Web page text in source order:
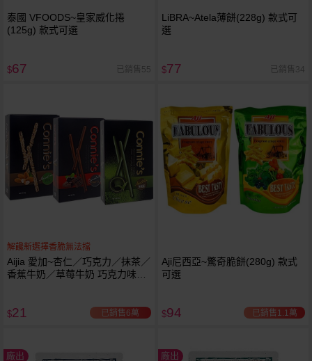
泰國 VFOODS~皇家威化捲
(125g) 款式可選
$67 已銷售55
LiBRA~Atela薄餅(228g) 款式可
選
$77 已銷售34
解饞新選擇香脆無法擋
Aijia 愛加~杏仁／巧克力／抹茶／
香蕉牛奶／草莓牛奶 巧克力味棒
$21 已銷售6萬
Aji尼西亞~驚奇脆餅(280g) 款式
可選
$94 已銷售1.1萬
廠出 廠出